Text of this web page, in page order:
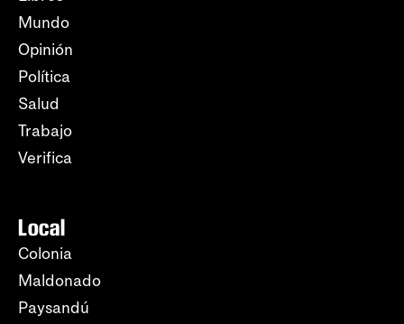
Mundo
Opinión
Política
Salud
Trabajo
Verifica
Local
Colonia
Maldonado
Paysandú